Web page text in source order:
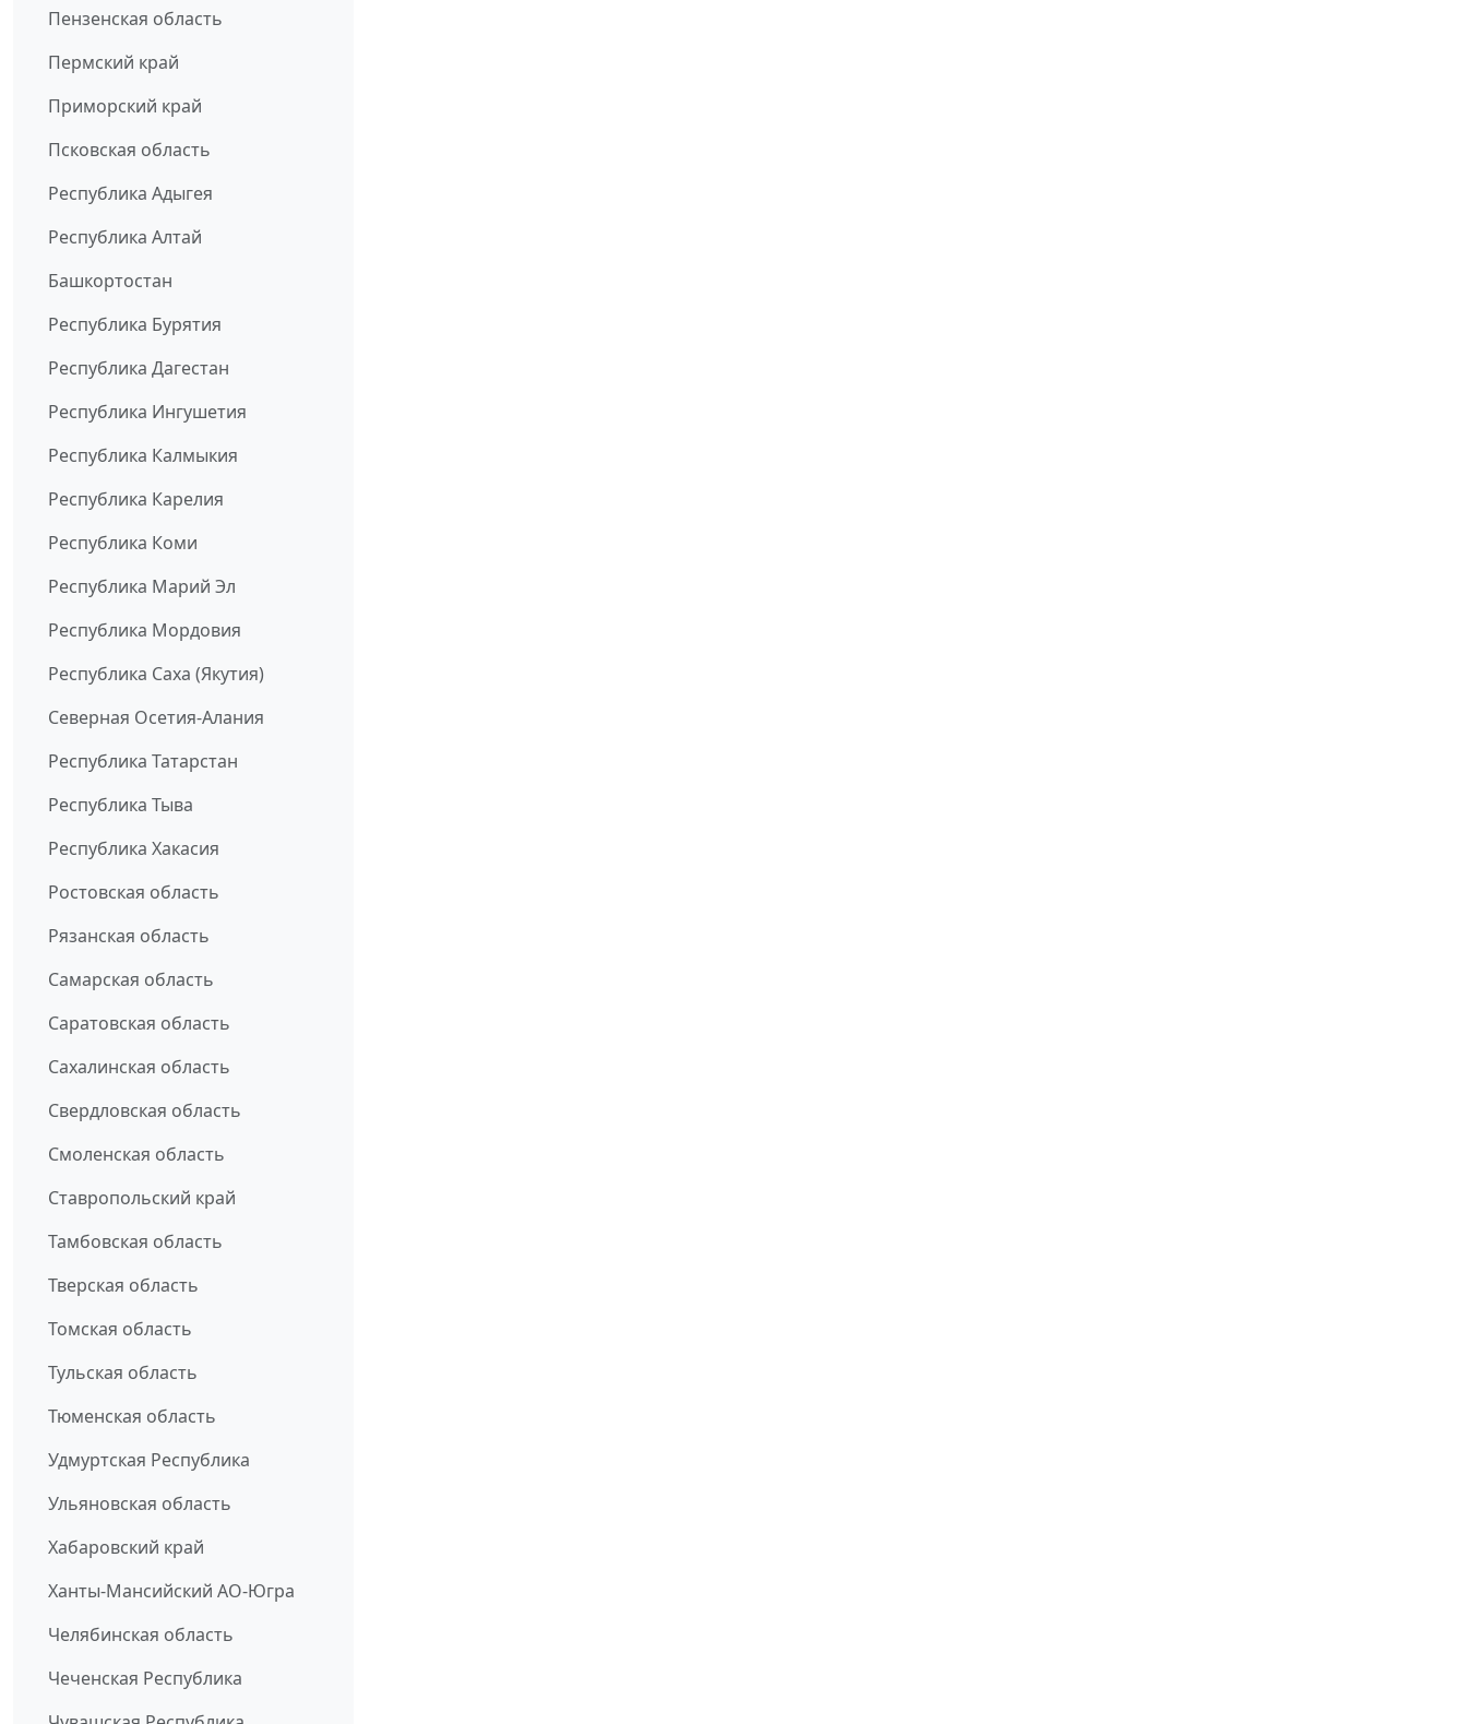
Пензенская область
Пермский край
Приморский край
Псковская область
Республика Адыгея
Республика Алтай
Башкортостан
Республика Бурятия
Республика Дагестан
Республика Ингушетия
Республика Калмыкия
Республика Карелия
Республика Коми
Республика Марий Эл
Республика Мордовия
Республика Саха (Якутия)
Северная Осетия-Алания
Республика Татарстан
Республика Тыва
Республика Хакасия
Ростовская область
Рязанская область
Самарская область
Саратовская область
Сахалинская область
Свердловская область
Смоленская область
Ставропольский край
Тамбовская область
Тверская область
Томская область
Тульская область
Тюменская область
Удмуртская Республика
Ульяновская область
Хабаровский край
Ханты-Мансийский АО-Югра
Челябинская область
Чеченская Республика